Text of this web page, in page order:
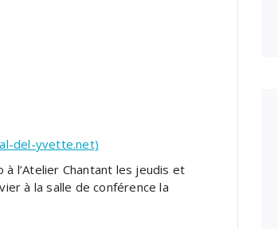
del-yvette.net)
l’Atelier Chantant les jeudis et
à la salle de conférence la